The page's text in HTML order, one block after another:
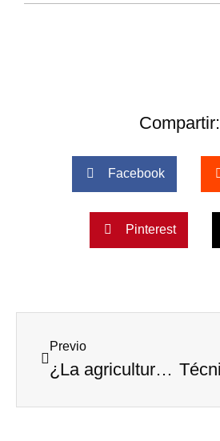
Compartir:
Facebook
Pinterest
Previo
¿La agricultura orgánica siempre es mejor que la convencional?